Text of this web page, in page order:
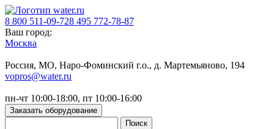
8 800 511-09-728 495 772-78-87
Ваш город:
Москва
Россия, МO, Наро-Фоминский г.о., д. Мартемьяново, 194
vopros@water.ru
пн-чт 10:00-18:00, пт 10:00-16:00
Заказать оборудование